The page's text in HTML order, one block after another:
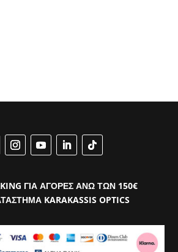
ΓΙΑ ΑΓΟΡΕΣ ΑΝΩ ΤΩΝ 150€
KARAKASSIS OPTICS